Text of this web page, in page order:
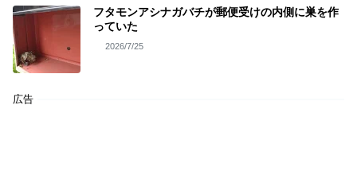
フタモンアシナガバチが郵便受けの内側に巣を作
っていた
2026/7/25
広告